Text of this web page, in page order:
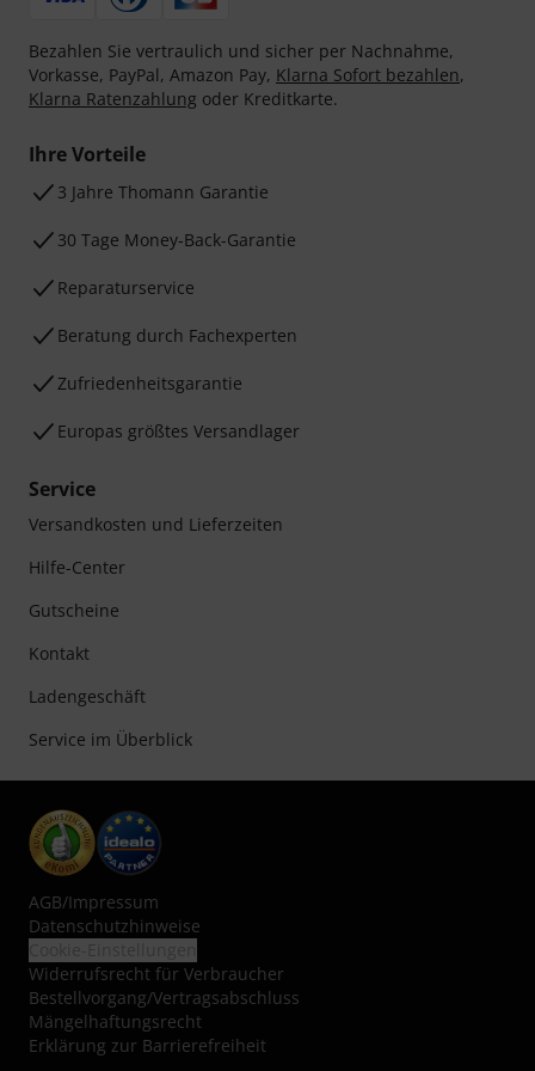
Bezahlen Sie vertraulich und sicher per Nachnahme,
Vorkasse, PayPal, Amazon Pay, Klarna Sofort bezahlen,
Klarna Ratenzahlung oder Kreditkarte.
Ihre Vorteile
3 Jahre Thomann Garantie
30 Tage Money-Back-Garantie
Reparaturservice
Beratung durch Fachexperten
Zufriedenheitsgarantie
Europas größtes Versandlager
Service
Versandkosten und Lieferzeiten
Hilfe-Center
Gutscheine
Kontakt
Ladengeschäft
Service im Überblick
AGB/Impressum
Datenschutzhinweise
Widerrufsrecht für Verbraucher
Bestellvorgang/Vertragsabschluss
Mängelhaftungsrecht
Erklärung zur Barrierefreiheit